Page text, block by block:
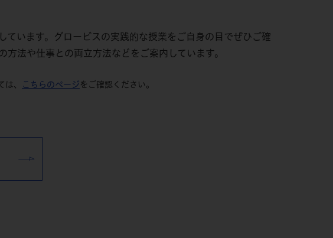
います。グロービスの実践的な授業をご自身の目でぜひご確
法や仕事との両立方法などをご案内しています。
、 こちらのページ をご確認ください。